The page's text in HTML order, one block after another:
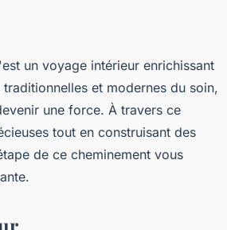
un voyage intérieur enrichissant
et modernes du soin,
une force. À travers ce
tout en construisant des
de ce cheminement vous